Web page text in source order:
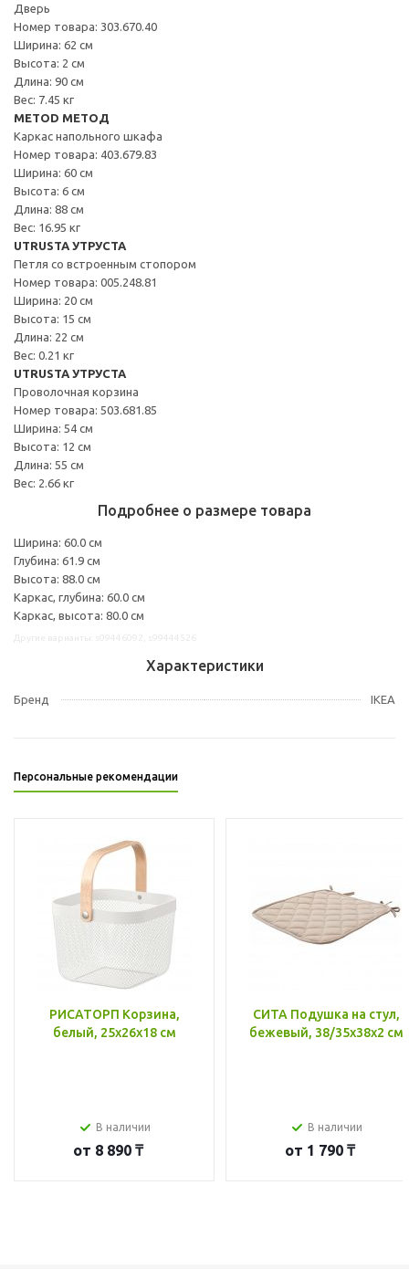
Дверь
Номер товара: 303.670.40
Ширина: 62 см
Высота: 2 см
Длина: 90 см
Вес: 7.45 кг
METOD МЕТОД
Каркас напольного шкафа
Номер товара: 403.679.83
Ширина: 60 см
Высота: 6 см
Длина: 88 см
Вес: 16.95 кг
UTRUSTA УТРУСТА
Петля со встроенным стопором
Номер товара: 005.248.81
Ширина: 20 см
Высота: 15 см
Длина: 22 см
Вес: 0.21 кг
UTRUSTA УТРУСТА
Проволочная корзина
Номер товара: 503.681.85
Ширина: 54 см
Высота: 12 см
Длина: 55 см
Вес: 2.66 кг
Подробнее о размере товара
Ширина: 60.0 см
Глубина: 61.9 см
Высота: 88.0 см
Каркас, глубина: 60.0 см
Каркас, высота: 80.0 см
Характеристики
Бренд IKEA
Персональные рекомендации
РИСАТОРП Корзина,
белый, 25x26x18 см
В наличии
от 8 890 ₸
СИТА Подушка на стул,
бежевый, 38/35x38x2 см
В наличии
от 1 790 ₸